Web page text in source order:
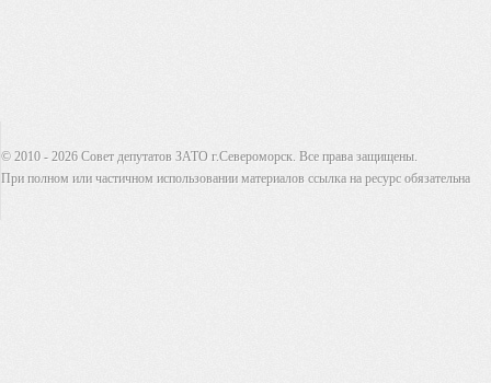
© 2010 - 2026 Совет депутатов ЗАТО г.Североморск. Все права защищены.
При полном или частичном использовании материалов ссылка на ресурс обязательна